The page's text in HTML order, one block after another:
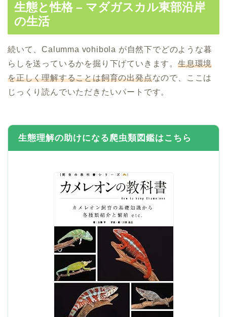
生態と性格 – マダガスカル東部沿岸
の生活
続いて、Calumma vohibola が自然下でどのような暮
らしを送っているかを掘り下げていきます。 生息環境
を正しく理解することは飼育の出発点なので、ここは
じっくり読んでいただきたいパートです。
生態理解の助けになる爬虫類図鑑はこちら